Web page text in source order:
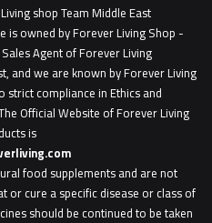
shop Team Middle East
is owned by Forever Living Shop -
Agent of Forever Living
and we are known by Forever Living
strict compliance in Ethics and
Official Website of Forever Living
is
food supplements and are not
or cure a specific disease or class of
should be continued to be taken